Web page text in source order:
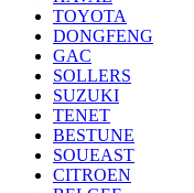
TOYOTA
DONGFENG
GAC
SOLLERS
SUZUKI
TENET
BESTUNE
SOUEAST
CITROEN